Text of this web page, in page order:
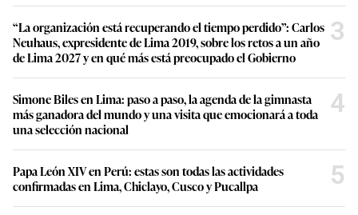
“La organización está recuperando el tiempo perdido”: Carlos
Neuhaus, expresidente de Lima 2019, sobre los retos a un año
de Lima 2027 y en qué más está preocupado el Gobierno
3
Simone Biles en Lima: paso a paso, la agenda de la gimnasta
más ganadora del mundo y una visita que emocionará a toda
una selección nacional
4
Papa León XIV en Perú: estas son todas las actividades
confirmadas en Lima, Chiclayo, Cusco y Pucallpa
5